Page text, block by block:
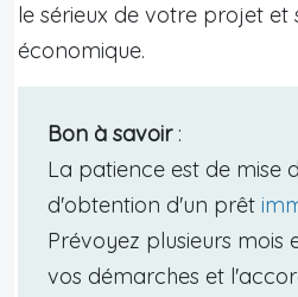
le sérieux de votre projet et
économique.
Bon à savoir:
La patience est de mise
d'obtention d'un prêt
Prévoyez plusieurs mois
vos démarches et